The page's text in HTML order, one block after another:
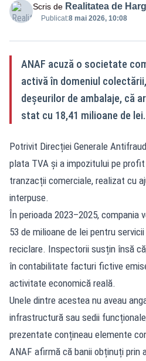
Scris de Realitatea de
Publicat:8 mai 2026, 10:08
ANAF acuză o societate
activă în domeniul
deșeurilor de ambalaje, că
stat cu 18,41 milioane de lei.
Potrivit Direcției Generale
plata TVA și a impozitului pe
tranzacții comerciale, realizat cu
interpuse.
În perioada 2023–2025,
53 de milioane de lei pentru
reciclare. Inspectorii susțin însă
în contabilitate facturi fictive
activitate economică reală.
Unele dintre acestea nu aveau
infrastructură sau sedii
prezentate conțineau elemente
ANAF afirmă că banii obținuți